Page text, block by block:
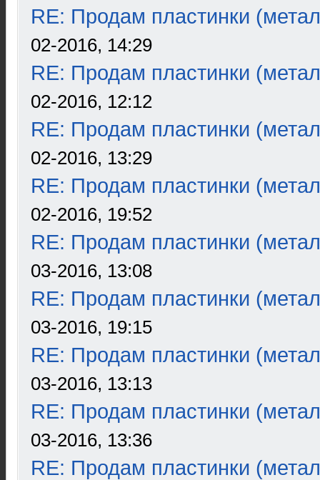
RE: Продам пластинки
02-2016, 14:29
RE: Продам пластинки
02-2016, 12:12
RE: Продам пластинки
02-2016, 13:29
RE: Продам пластинки
02-2016, 19:52
RE: Продам пластинки
03-2016, 13:08
RE: Продам пластинки
03-2016, 19:15
RE: Продам пластинки
03-2016, 13:13
RE: Продам пластинки
03-2016, 13:36
RE: Продам пластинки